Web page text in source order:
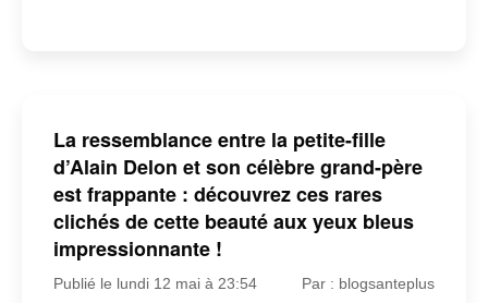
La ressemblance entre la petite-fille
d’Alain Delon et son célèbre grand-père
est frappante : découvrez ces rares
clichés de cette beauté aux yeux bleus
impressionnante !
Publié le lundi 12 mai à 23:54 Par : blogsanteplus